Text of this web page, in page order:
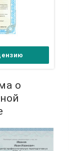
о